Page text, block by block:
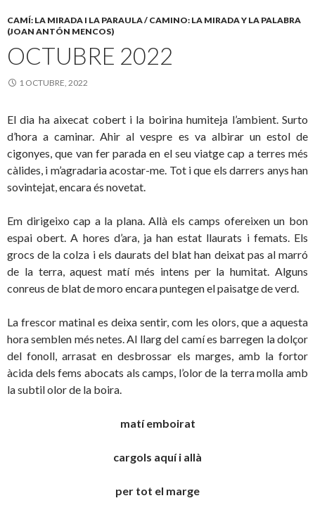
CAMÍ: LA MIRADA I LA PARAULA / CAMINO: LA MIRADA Y LA PALABRA
(JOAN ANTÓN MENCOS)
OCTUBRE 2022
1 OCTUBRE, 2022
El dia ha aixecat cobert i la boirina humiteja l’ambient. Surto
d’hora a caminar. Ahir al vespre es va albirar un estol de
cigonyes, que van fer parada en el seu viatge cap a terres més
càlides, i m’agradaria acostar-me. Tot i que els darrers anys han
sovintejat, encara és novetat.
Em dirigeixo cap a la plana. Allà els camps ofereixen un bon
espai obert. A hores d’ara, ja han estat llaurats i femats. Els
grocs de la colza i els daurats del blat han deixat pas al marró
de la terra, aquest matí més intens per la humitat. Alguns
conreus de blat de moro encara puntegen el paisatge de verd.
La frescor matinal es deixa sentir, com les olors, que a aquesta
hora semblen més netes. Al llarg del camí es barregen la dolçor
del fonoll, arrasat en desbrossar els marges, amb la fortor
àcida dels fems abocats als camps, l’olor de la terra molla amb
la subtil olor de la boira.
matí emboirat
cargols aquí i allà
per tot el marge